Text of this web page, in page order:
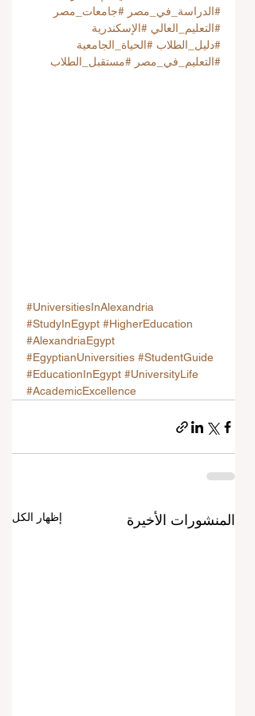
#الدراسة_في_مصر #جامعات_مصر
#التعليم_العالي #الإسكندرية
#دليل_الطلاب #الحياة_الجامعية
#التعليم_في_مصر #مستقبل_الطلاب
#UniversitiesInAlexandria
#StudyInEgypt #HigherEducation
#AlexandriaEgypt
#EgyptianUniversities #StudentGuide
#EducationInEgypt #UniversityLife
#AcademicExcellence
المنشورات الأخيرة إظهار الكل